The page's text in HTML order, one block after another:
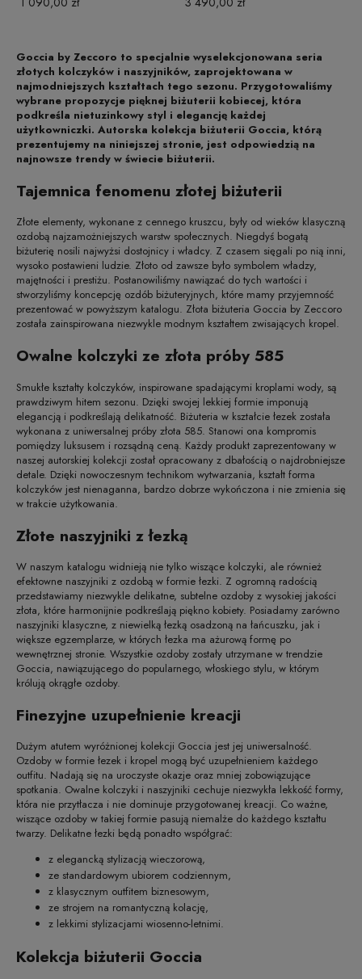
Goccia by Zeccoro to specjalnie wyselekcjonowana seria
złotych kolczyków i naszyjników, zaprojektowana w
najmodniejszych kształtach tego sezonu. Przygotowaliśmy
wybrane propozycje pięknej biżuterii kobiecej, która
podkreśla nietuzinkowy styl i elegancję każdej
użytkowniczki. Autorska kolekcja biżuterii Goccia, którą
prezentujemy na niniejszej stronie, jest odpowiedzią na
najnowsze trendy w świecie biżuterii.
Tajemnica fenomenu złotej biżuterii
Złote elementy, wykonane z cennego kruszcu, były od wieków klasyczną
ozdobą najzamożniejszych warstw społecznych. Niegdyś bogatą
biżuterię nosili najwyżsi dostojnicy i władcy. Z czasem sięgali po nią inni,
wysoko postawieni ludzie. Złoto od zawsze było symbolem władzy,
majętności i prestiżu. Postanowiliśmy nawiązać do tych wartości i
stworzyliśmy koncepcję ozdób biżuteryjnych, które mamy przyjemność
prezentować w powyższym katalogu. Złota biżuteria Goccia by Zeccoro
została zainspirowana niezwykle modnym kształtem zwisających kropel.
Owalne kolczyki ze złota próby 585
Smukłe kształty kolczyków, inspirowane spadającymi kroplami wody, są
prawdziwym hitem sezonu. Dzięki swojej lekkiej formie imponują
elegancją i podkreślają delikatność. Biżuteria w kształcie łezek została
wykonana z uniwersalnej próby złota 585. Stanowi ona kompromis
pomiędzy luksusem i rozsądną ceną. Każdy produkt zaprezentowany w
naszej autorskiej kolekcji został opracowany z dbałością o najdrobniejsze
detale. Dzięki nowoczesnym technikom wytwarzania, kształt forma
kolczyków jest nienaganna, bardzo dobrze wykończona i nie zmienia się
w trakcie użytkowania.
Złote naszyjniki z łezką
W naszym katalogu widnieją nie tylko wiszące kolczyki, ale również
efektowne naszyjniki z ozdobą w formie łezki. Z ogromną radością
przedstawiamy niezwykle delikatne, subtelne ozdoby z wysokiej jakości
złota, które harmonijnie podkreślają piękno kobiety. Posiadamy zarówno
naszyjniki klasyczne, z niewielką łezką osadzoną na łańcuszku, jak i
większe egzemplarze, w których łezka ma ażurową formę po
wewnętrznej stronie. Wszystkie ozdoby zostały utrzymane w trendzie
Goccia, nawiązującego do popularnego, włoskiego stylu, w którym
królują okrągłe ozdoby.
Finezyjne uzupełnienie kreacji
Dużym atutem wyróżnionej kolekcji Goccia jest jej uniwersalność.
Ozdoby w formie łezek i kropel mogą być uzupełnieniem każdego
outfitu. Nadają się na uroczyste okazje oraz mniej zobowiązujące
spotkania. Owalne kolczyki i naszyjniki cechuje niezwykła lekkość formy,
która nie przytłacza i nie dominuje przygotowanej kreacji. Co ważne,
wiszące ozdoby w takiej formie pasują niemalże do każdego kształtu
twarzy. Delikatne łezki będą ponadto współgrać:
z elegancką stylizacją wieczorową,
ze standardowym ubiorem codziennym,
z klasycznym outfitem biznesowym,
ze strojem na romantyczną kolację,
z lekkimi stylizacjami wiosenno-letnimi.
Kolekcja biżuterii Goccia